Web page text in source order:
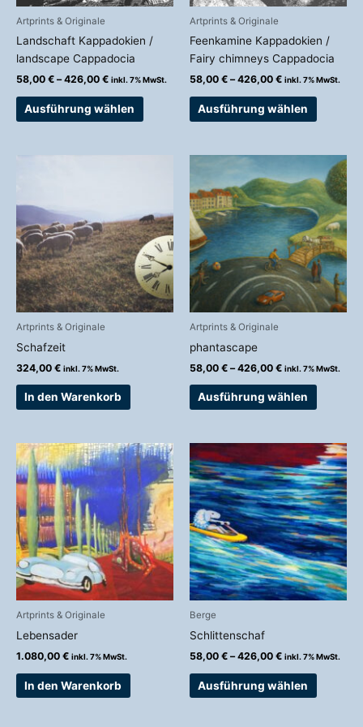
Artprints & Originale
Landschaft Kappadokien /
landscape Cappadocia
58,00 € –426,00 € inkl. 7% MwSt.
Ausführung wählen
der
Produktseite
Artprints & Originale
Feenkamine Kappadokien /
Fairy chimneys Cappadocia
58,00 € –426,00 € inkl. 7% MwSt.
Ausführung wählen
der
Artprints & Originale
Schafzeit
324,00 € inkl. 7% MwSt.
In den Warenkorb
Artprints & Originale
phantascape
58,00 € –426,00 €
Preisspanne:
58,00 €
bis
426,00 €
inkl. 7% MwSt.
Ausführung wählen
Dieses
Produkt
weist
mehrere
auf.
Die
Optionen
können
Artprints & Originale
Lebensader
1.080,00 € inkl. 7% MwSt.
In den Warenkorb
Berge
Schlittenschaf
58,00 € –426,00 €
Preisspanne:
58,00 €
bis
426,00 €
inkl. 7% MwSt.
Ausführung wählen
Dieses
Produkt
weist
mehrere
auf.
Die
Optionen
können